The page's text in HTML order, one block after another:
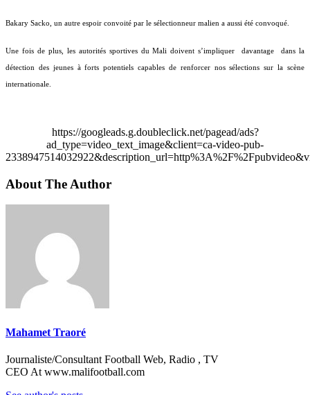
Bakary Sacko, un autre espoir convoité par le sélectionneur malien a aussi été convoqué.
Une fois de plus, les autorités sportives du Mali doivent s’impliquer davantage
dans la
détection des jeunes à forts potentiels capables de renforcer nos sélections sur la scène
internationale.
https://googleads.g.doubleclick.net/pagead/ads?
ad_type=video_text_image&client=ca-video-pub-
About The Author
Mahamet Traoré
Journaliste/Consultant Football Web, Radio , TV
CEO At www.malifootball.com